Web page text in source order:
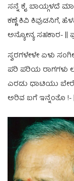
ಸನ್ನೆ ಕೈ ಬಾಯ್ಗಳದೆ
ಕಣ್ಣೆ ಕಿವಿ ಕಿವುಡನಿಗೆ,
ಅನ್ಯೋನ್ಯ ಸಹಕಾರ- ||
ಸ್ವರಗಳೇಳೇ ಏಳು
ಪರಿ ಪರಿಯ ರಾಗಗಳು
ಎರಡು ಧಾಟಿಯು ಬೇರೆ
ಅರಿವ ಬಗೆ ಇನ್ನೆಂತೊ !- ||